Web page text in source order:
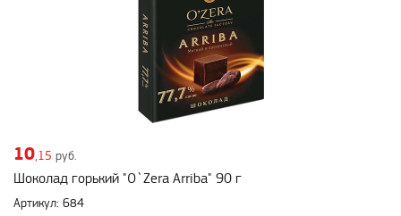
10 ,15 руб.
Шоколад горький "O`Zera Arriba" 90 г
Артикул: 684